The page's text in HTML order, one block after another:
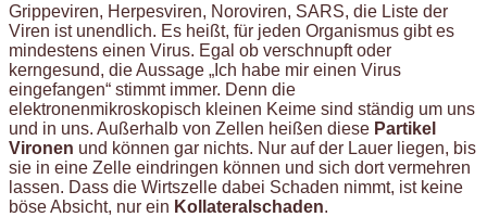
Grippeviren, Herpesviren, Noroviren, SARS, die Liste der
Viren ist unendlich. Es heißt, für jeden Organismus gibt es
mindestens einen Virus. Egal ob verschnupft oder
kerngesund, die Aussage „Ich habe mir einen Virus
eingefangen“ stimmt immer. Denn die
elektronenmikroskopisch kleinen Keime sind ständig um uns
und in uns. Außerhalb von Zellen heißen diese Partikel
Vironen und können gar nichts. Nur auf der Lauer liegen, bis
sie in eine Zelle eindringen können und sich dort vermehren
lassen. Dass die Wirtszelle dabei Schaden nimmt, ist keine
böse Absicht, nur ein Kollateralschaden.